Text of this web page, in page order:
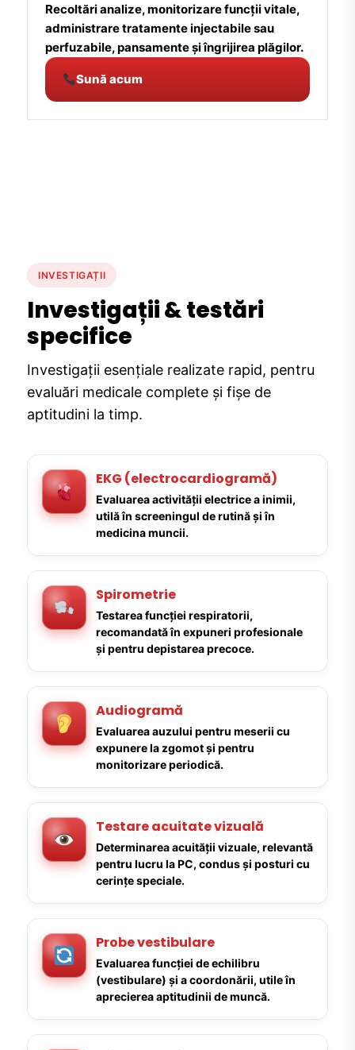
Recoltări analize, monitorizare funcții vitale,
administrare tratamente injectabile sau
perfuzabile, pansamente și îngrijirea plăgilor.
Sună acum
INVESTIGAȚII
Investigații & testări
specifice
Investigații esențiale realizate rapid, pentru
evaluări medicale complete și fișe de
aptitudini la timp.
EKG (electrocardiogramă)
Evaluarea activității electrice a inimii,
utilă în screeningul de rutină și în
medicina muncii.
Spirometrie
Testarea funcției respiratorii,
recomandată în expuneri profesionale
și pentru depistarea precoce.
Audiogramă
Evaluarea auzului pentru meserii cu
expunere la zgomot și pentru
monitorizare periodică.
Testare acuitate vizuală
Determinarea acuității vizuale, relevantă
pentru lucru la PC, condus și posturi cu
cerințe speciale.
Probe vestibulare
Evaluarea funcției de echilibru
(vestibulare) și a coordonării, utile în
aprecierea aptitudinii de muncă.